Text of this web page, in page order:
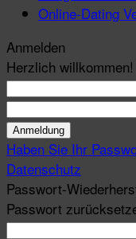
Online-Dating
Anmelden
Herzlich
Haben Sie Ihr
Datenschutz
Passwort-
Passwort